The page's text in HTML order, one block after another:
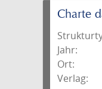
Charte
Jahr:
Ort:
Verlag: